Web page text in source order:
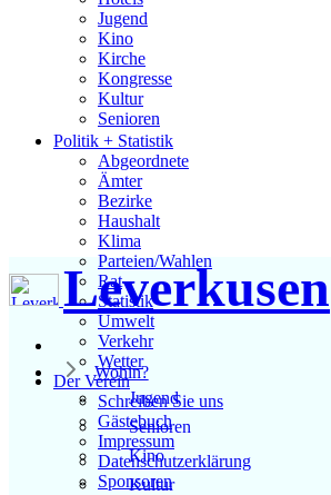
Jugend
Kino
Kirche
Kongresse
Kultur
Senioren
Stadtführer
Straßen
Politik + Statistik
Abgeordnete
Ämter
Bezirke
Haushalt
Klima
Parteien/Wahlen
Rat
Statistik
Umwelt
Verkehr
Wetter
Der Verein
Schreiben Sie uns
Gästebuch
Impressum
Datenschutzerklärung
Sponsoren
Leverkusen
Wohin?
Jugend
Senioren
Kino
Kultur